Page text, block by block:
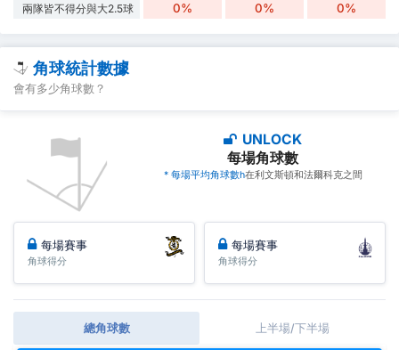
兩隊皆不得分與大2.5球 0% 0% 0%
角球統計數據
會有多少角球數？
UNLOCK
每場角球數
* 每場平均角球數h在利文斯頓和法爾科克之間
每場賽事
角球得分
每場賽事
角球得分
總角球數 上半場/下半場